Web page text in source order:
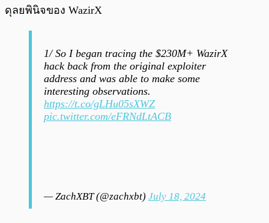
ดุลยพินิจของ WazirX
1/ So I began tracing the $230M+ WazirX
hack back from the original exploiter
address and was able to make some
interesting observations.
https://t.co/gLHu05sXWZ
pic.twitter.com/eFRNdLtACB
— ZachXBT (@zachxbt) July 18, 2024